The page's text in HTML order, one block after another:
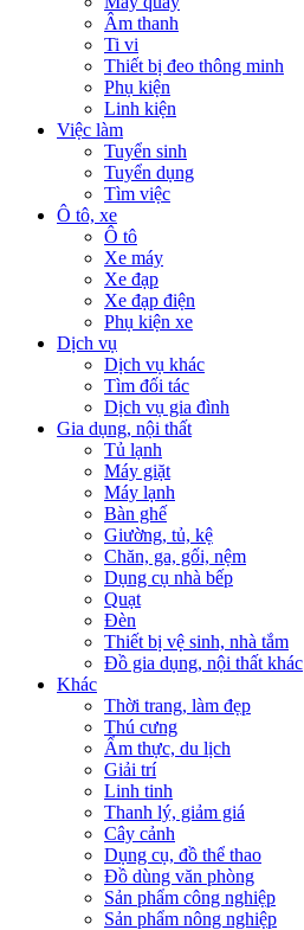
Âm thanh
Ti vi
Thiết bị đeo thông minh
Phụ kiện
Linh kiện
Việc làm
Tuyển sinh
Tuyển dụng
Tìm việc
Ô tô, xe
Ô tô
Xe máy
Xe đạp
Xe đạp điện
Phụ kiện xe
Dịch vụ
Dịch vụ khác
Tìm đối tác
Dịch vụ gia đình
Gia dụng, nội thất
Tủ lạnh
Máy giặt
Máy lạnh
Bàn ghế
Giường, tủ, kệ
Chăn, ga, gối, nệm
Dụng cụ nhà bếp
Quạt
Đèn
Thiết bị vệ sinh, nhà tắm
Đồ gia dụng, nội thất khác
Khác
Thời trang, làm đẹp
Thú cưng
Ẩm thực, du lịch
Giải trí
Linh tinh
Thanh lý, giảm giá
Cây cảnh
Dụng cụ, đồ thể thao
Đồ dùng văn phòng
Sản phẩm công nghiệp
Sản phẩm nông nghiệp